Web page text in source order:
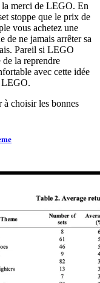
la merci de LEGO. En
stoppe que le prix de
vous achetez une
de ne jamais arrêter sa
Pareil si LEGO
de la reprendre
avec cette idée
LEGO.
choisir les bonnes